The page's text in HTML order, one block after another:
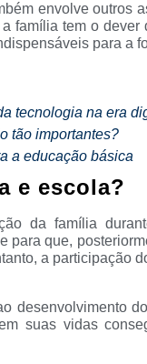
envolve outros
a família tem o dever
para a
tecnologia na era
tão importantes?
a educação básica
e escola?
da família
para que,
a participação
desenvolvimento
suas vidas